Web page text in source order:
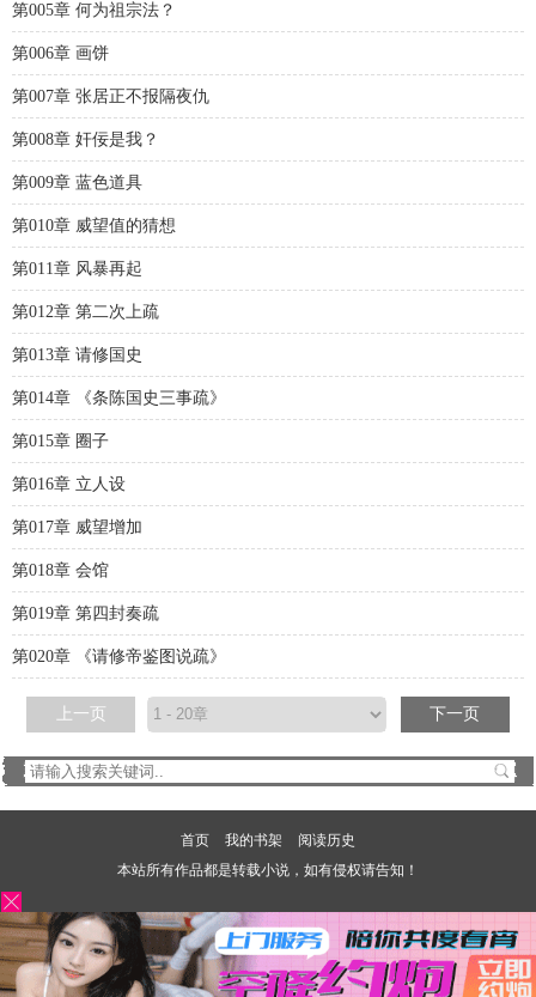
第005章 何为祖宗法？
第006章 画饼
第007章 张居正不报隔夜仇
第008章 奸佞是我？
第009章 蓝色道具
第010章 威望值的猜想
第011章 风暴再起
第012章 第二次上疏
第013章 请修国史
第014章 《条陈国史三事疏》
第015章 圈子
第016章 立人设
第017章 威望增加
第018章 会馆
第019章 第四封奏疏
第020章 《请修帝鉴图说疏》
上一页 下一页
首页 我的书架
阅读历史
本站所有作品都是转载小说，如有侵权请告知！